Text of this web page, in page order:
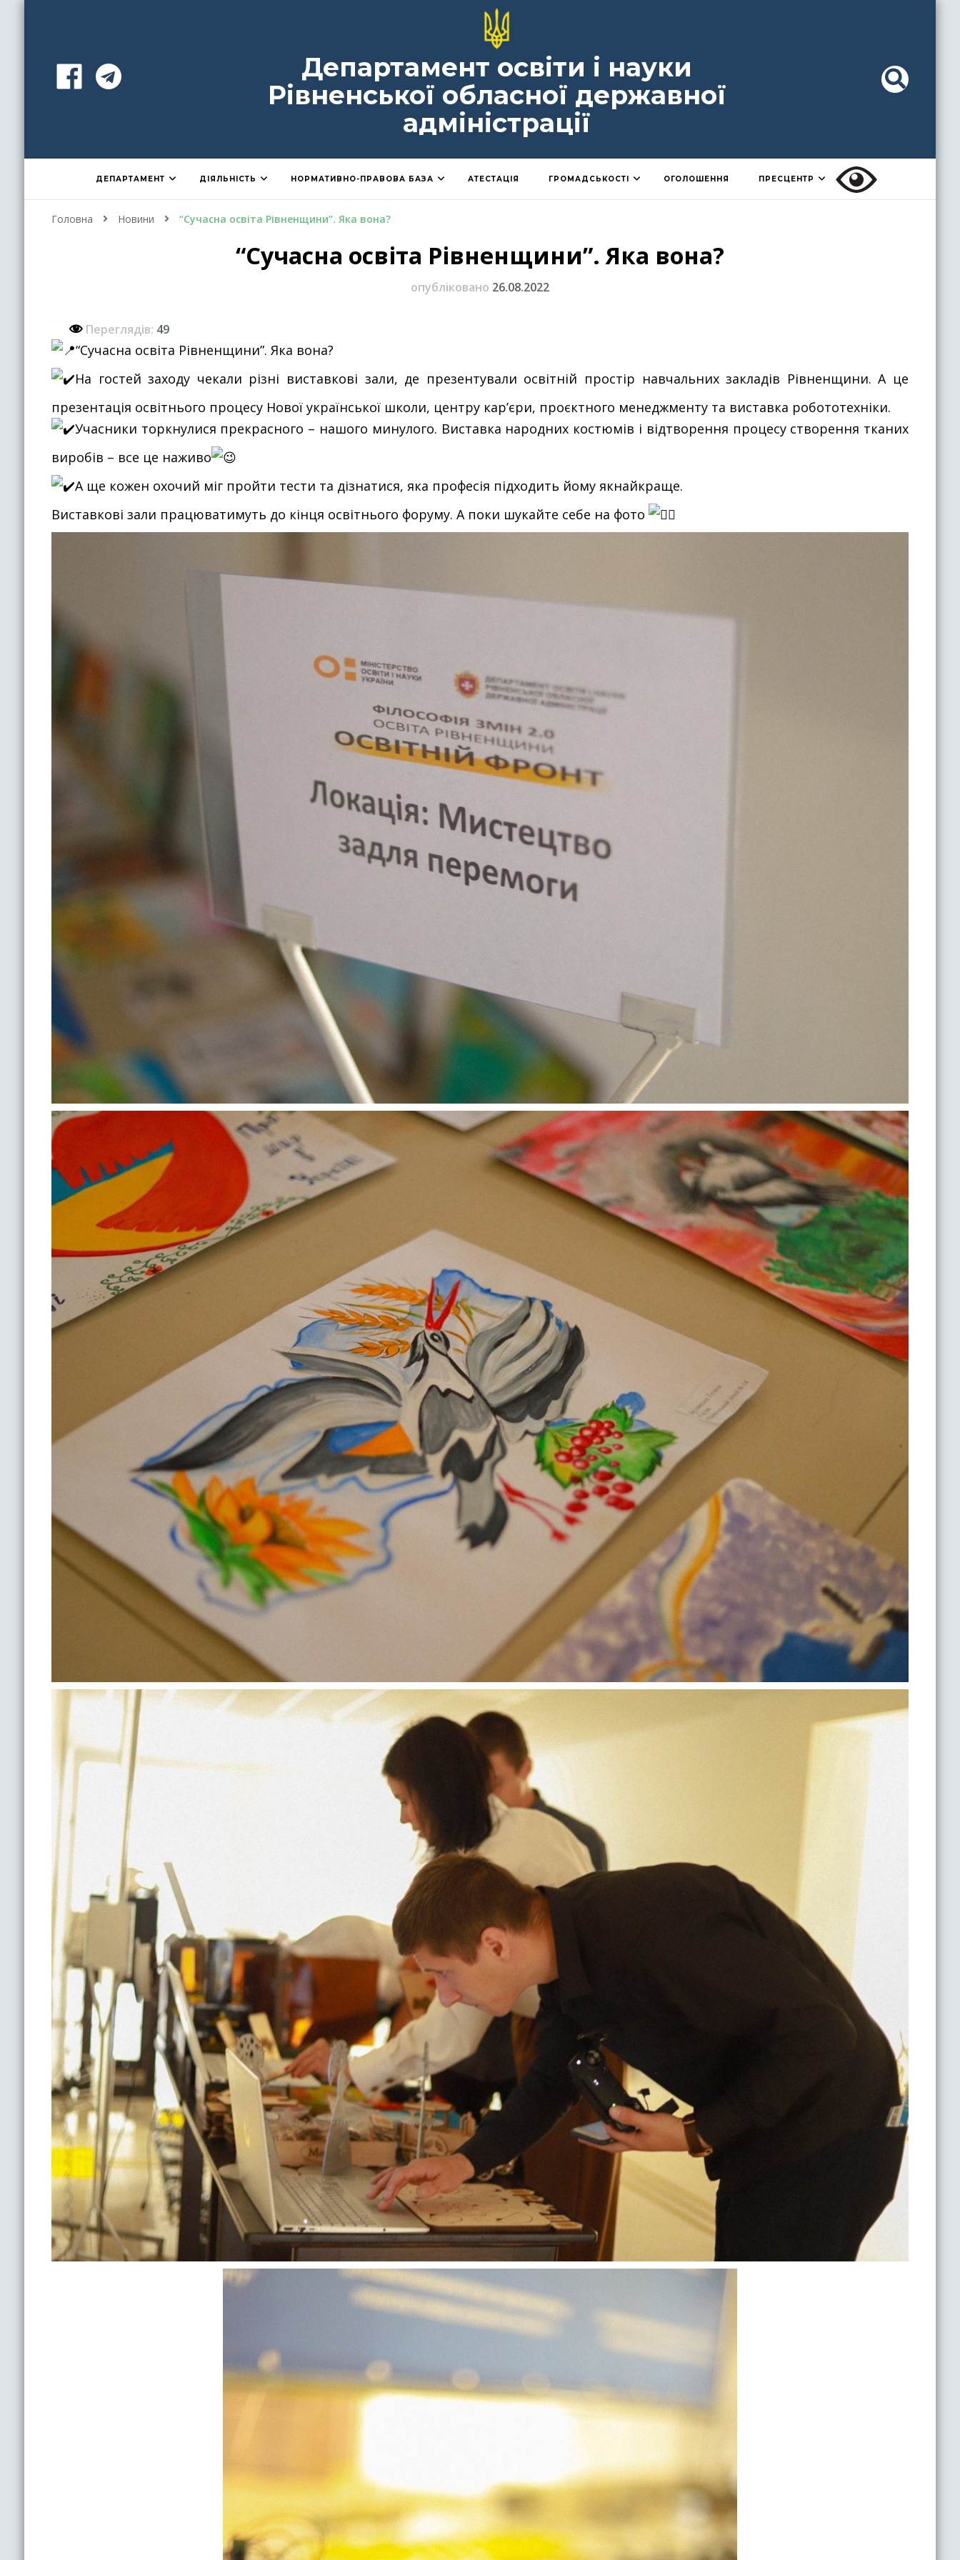
Департамент освіти і науки
Рівненської обласної державної
адміністрації
ДЕПАРТАМЕНТ ДІЯЛЬНІСТЬ НОРМАТИВНО-ПРАВОВА БАЗА АТЕСТАЦІЯ ГРОМАДСЬКОСТІ ОГОЛОШЕННЯ ПРЕСЦЕНТР
Головна Новини “Сучасна освіта Рівненщини”. Яка вона?
“Сучасна освіта Рівненщини”. Яка вона?
опубліковано 26.08.2022
Переглядів: 49
“Сучасна освіта Рівненщини”. Яка вона?
На гостей заходу чекали різні виставкові зали, де презентували освітній простір навчальних закладів Рівненщини. А це
презентація освітнього процесу Нової української школи, центру кар’єри, проєктного менеджменту та виставка робототехніки.
Учасники торкнулися прекрасного – нашого минулого. Виставка народних костюмів і відтворення процесу створення тканих
виробів – все це наживо
А ще кожен охочий міг пройти тести та дізнатися, яка професія підходить йому якнайкраще.
Виставкові зали працюватимуть до кінця освітнього форуму. А поки шукайте себе на фото